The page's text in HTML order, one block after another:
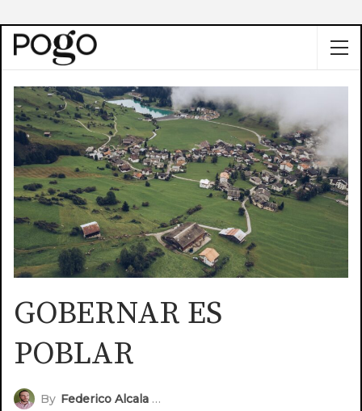
GOBERNAR ES
POBLAR
By Federico Alcala Riff